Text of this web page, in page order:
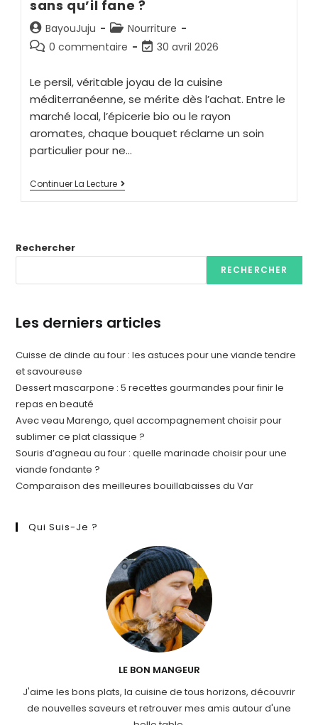
sans qu’il fane ?
BayouJuju
Nourriture
0 commentaire
30 avril 2026
Le persil, véritable joyau de la cuisine
méditerranéenne, se mérite dès l’achat. Entre le
marché local, l’épicerie bio ou le rayon
aromates, chaque bouquet réclame un soin
particulier pour ne…
Continuer La Lecture
Rechercher
RECHERCHER
Les derniers articles
Cuisse de dinde au four : les astuces pour une viande tendre
et savoureuse
Dessert mascarpone : 5 recettes gourmandes pour finir le
repas en beauté
Avec veau Marengo, quel accompagnement choisir pour
sublimer ce plat classique ?
Souris d’agneau au four : quelle marinade choisir pour une
viande fondante ?
Comparaison des meilleures bouillabaisses du Var
Qui Suis-Je ?
LE BON MANGEUR
J'aime les bons plats, la cuisine de tous horizons, découvrir
de nouvelles saveurs et retrouver mes amis autour d'une